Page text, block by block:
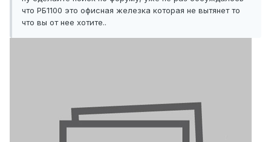
что РБ1100 это офисная железка которая не вытянет то
что вы от нее хотите..